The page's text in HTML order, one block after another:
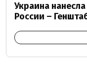
Украина
России –